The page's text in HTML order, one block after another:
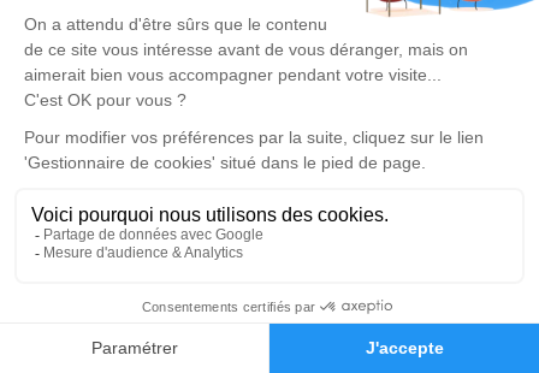
Faire-part Hommages
mémoire de Josephine JOUVE.
Cérémonie religieuse
mercredi 05 novembre 2025 à 10h00
Église Saints Pierre et Paul de Poussan
place de l'église
Je rends hommage